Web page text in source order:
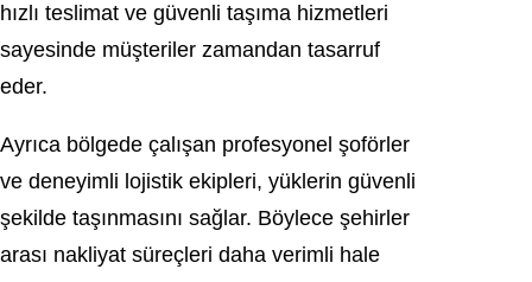
hızlı teslimat ve güvenli taşıma hizmetleri
sayesinde müşteriler zamandan tasarruf
eder.
Ayrıca bölgede çalışan profesyonel şoförler
ve deneyimli lojistik ekipleri, yüklerin güvenli
şekilde taşınmasını sağlar. Böylece şehirler
arası nakliyat süreçleri daha verimli hale